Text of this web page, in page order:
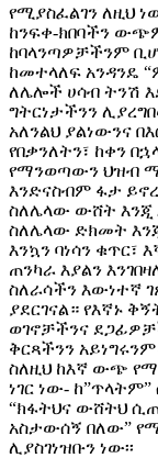
የሚያስፈልገን ለዚህ
ከንፍቀ-ክበባችን
ከባላንጣዎቻችንም
ከመተላለፍ አንዳንዴ
ለሌሎች ሀሳብ ትንሽ
ግትርነታችንን
አለንልህ ያልነውንና
የበቃንለትን፣ ከቀን
የማንወጣውን ህዝብ
እንድናስብም ፋታ
ስለሌላው ውሸት እንጂ
ስለሌላው ድክመት
እንኳን ባነሳን ቁጥር፣
ጠንካራ እያልን
ስለራሳችን እውነተኛ
ያደርገናል። የእኛኑ
ወገኖቻችንና
ቅርጻችንን
ስለዚህ ከእኛ ውጭ
ነገር ነው-
“ክፋትህና ውሸትህ
አስታውሰኝ በለው”
ሊያስገነዝቡን ነው፡፡